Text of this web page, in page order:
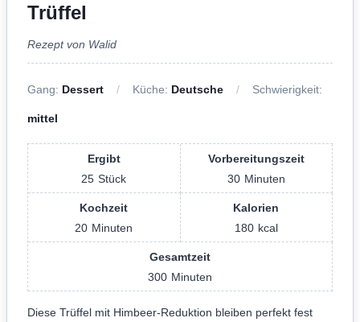
Trüffel
Rezept von Walid
Gang: Dessert Küche: Deutsche Schwierigkeit:
mittel
Ergibt
25 Stück
Vorbereitungszeit
30 Minuten
Kochzeit
20 Minuten
Kalorien
180 kcal
Gesamtzeit
300 Minuten
Diese Trüffel mit Himbeer-Reduktion bleiben perfekt fest